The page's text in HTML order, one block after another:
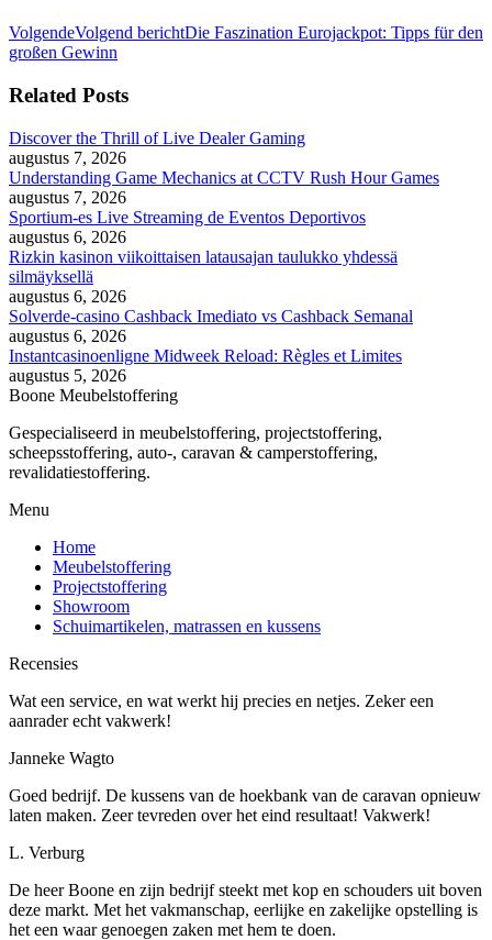
VolgendeVolgend berichtDie Faszination Eurojackpot: Tipps für den
großen Gewinn
Related Posts
Discover the Thrill of Live Dealer Gaming
augustus 7, 2026
Understanding Game Mechanics at CCTV Rush Hour Games
augustus 7, 2026
Sportium-es Live Streaming de Eventos Deportivos
augustus 6, 2026
Rizkin kasinon viikoittaisen latausajan taulukko yhdessä
silmäyksellä
augustus 6, 2026
Solverde-casino Cashback Imediato vs Cashback Semanal
augustus 6, 2026
Instantcasinoenligne Midweek Reload: Règles et Limites
augustus 5, 2026
Boone Meubelstoffering
Gespecialiseerd in meubelstoffering, projectstoffering,
scheepsstoffering, auto-, caravan & camperstoffering,
revalidatiestoffering.
Menu
Home
Meubelstoffering
Projectstoffering
Showroom
Schuimartikelen, matrassen en kussens
Recensies
Wat een service, en wat werkt hij precies en netjes. Zeker een
aanrader echt vakwerk!
Janneke Wagto
Goed bedrijf. De kussens van de hoekbank van de caravan opnieuw
laten maken. Zeer tevreden over het eind resultaat! Vakwerk!
L. Verburg
De heer Boone en zijn bedrijf steekt met kop en schouders uit boven
deze markt. Met het vakmanschap, eerlijke en zakelijke opstelling is
het een waar genoegen zaken met hem te doen.